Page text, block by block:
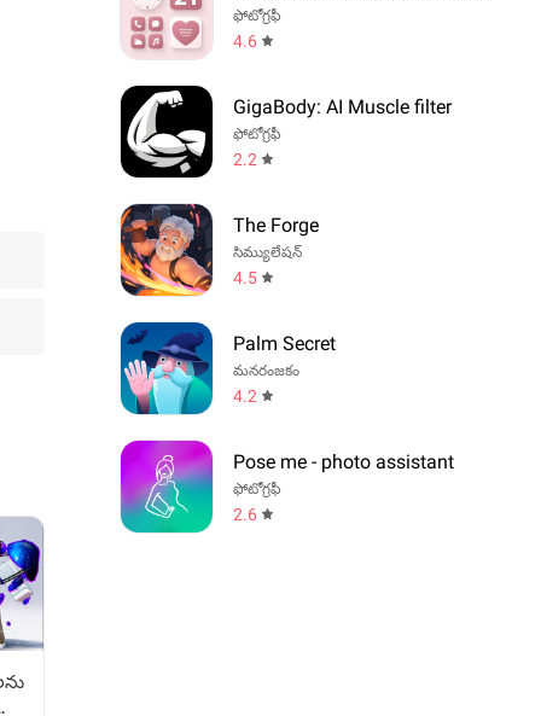
ఫోటోగ్రఫీ
4.6
GigaBody: AI Muscle filter
ఫోటోగ్రఫీ
2.2
The Forge
సిమ్యులేషన్
4.5
Palm Secret
మనరంజకం
4.2
Pose me - photo assistant
ఫోటోగ్రఫీ
2.6